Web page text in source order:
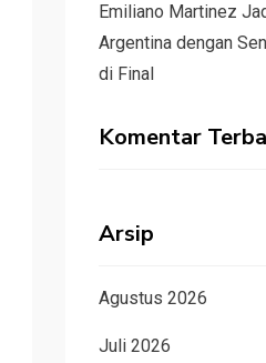
Emiliano Martinez
Argentina dengan
di Final
Komentar
Arsip
Agustus 2026
Juli 2026